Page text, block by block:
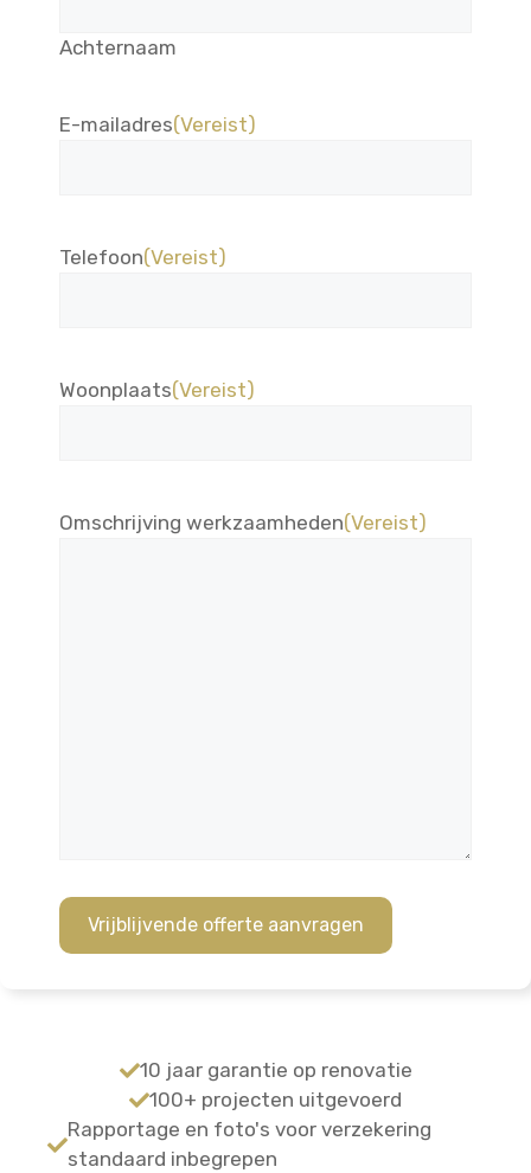
Achternaam
E-mailadres(Vereist)
Telefoon(Vereist)
Woonplaats(Vereist)
Omschrijving werkzaamheden(Vereist)
10 jaar garantie op renovatie
100+ projecten uitgevoerd
Rapportage en foto's voor verzekering
standaard inbegrepen